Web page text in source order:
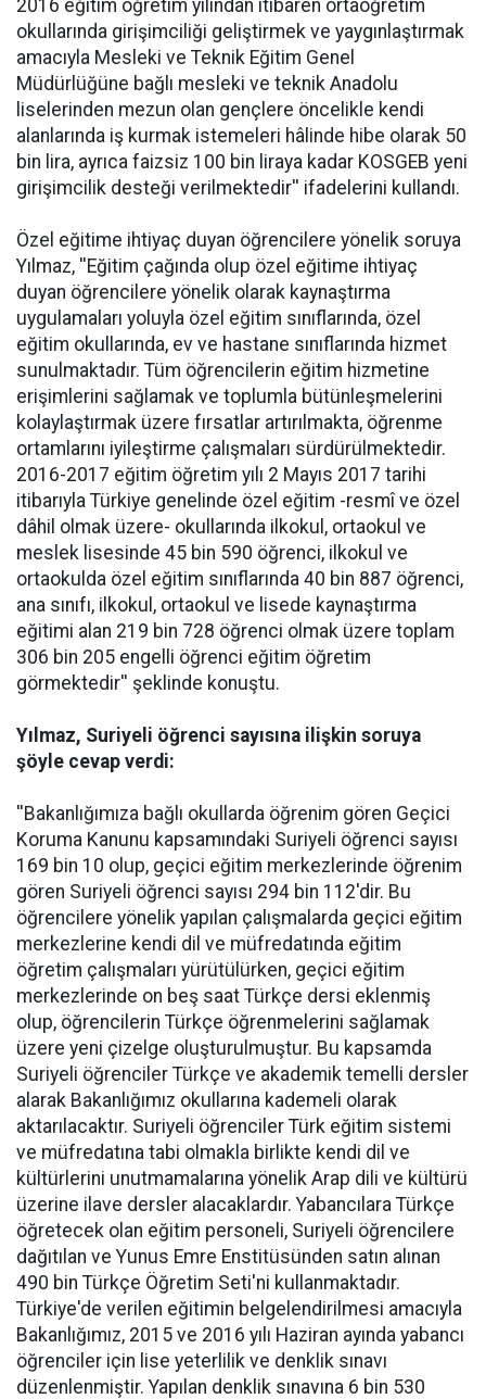
2016 eğitim öğretim yılından itibaren ortaöğretim
okullarında girişimciliği geliştirmek ve yaygınlaştırmak
amacıyla Mesleki ve Teknik Eğitim Genel
Müdürlüğüne bağlı mesleki ve teknik Anadolu
liselerinden mezun olan gençlere öncelikle kendi
alanlarında iş kurmak istemeleri hâlinde hibe olarak 50
bin lira, ayrıca faizsiz 100 bin liraya kadar KOSGEB yeni
girişimcilik desteği verilmektedir'' ifadelerini kullandı.
Özel eğitime ihtiyaç duyan öğrencilere yönelik soruya
Yılmaz, ''Eğitim çağında olup özel eğitime ihtiyaç
duyan öğrencilere yönelik olarak kaynaştırma
uygulamaları yoluyla özel eğitim sınıflarında, özel
eğitim okullarında, ev ve hastane sınıflarında hizmet
sunulmaktadır. Tüm öğrencilerin eğitim hizmetine
erişimlerini sağlamak ve toplumla bütünleşmelerini
kolaylaştırmak üzere fırsatlar artırılmakta, öğrenme
ortamlarını iyileştirme çalışmaları sürdürülmektedir.
2016-2017 eğitim öğretim yılı 2 Mayıs 2017 tarihi
itibarıyla Türkiye genelinde özel eğitim -resmî ve özel
dâhil olmak üzere- okullarında ilkokul, ortaokul ve
meslek lisesinde 45 bin 590 öğrenci, ilkokul ve
ortaokulda özel eğitim sınıflarında 40 bin 887 öğrenci,
ana sınıfı, ilkokul, ortaokul ve lisede kaynaştırma
eğitimi alan 219 bin 728 öğrenci olmak üzere toplam
306 bin 205 engelli öğrenci eğitim öğretim
görmektedir'' şeklinde konuştu.
Yılmaz, Suriyeli öğrenci sayısına ilişkin soruya
şöyle cevap verdi:
''Bakanlığımıza bağlı okullarda öğrenim gören Geçici
Koruma Kanunu kapsamındaki Suriyeli öğrenci sayısı
169 bin 10 olup, geçici eğitim merkezlerinde öğrenim
gören Suriyeli öğrenci sayısı 294 bin 112'dir. Bu
öğrencilere yönelik yapılan çalışmalarda geçici eğitim
merkezlerine kendi dil ve müfredatında eğitim
öğretim çalışmaları yürütülürken, geçici eğitim
merkezlerinde on beş saat Türkçe dersi eklenmiş
olup, öğrencilerin Türkçe öğrenmelerini sağlamak
üzere yeni çizelge oluşturulmuştur. Bu kapsamda
Suriyeli öğrenciler Türkçe ve akademik temelli dersler
alarak Bakanlığımız okullarına kademeli olarak
aktarılacaktır. Suriyeli öğrenciler Türk eğitim sistemi
ve müfredatına tabi olmakla birlikte kendi dil ve
kültürlerini unutmamalarına yönelik Arap dili ve kültürü
üzerine ilave dersler alacaklardır. Yabancılara Türkçe
öğretecek olan eğitim personeli, Suriyeli öğrencilere
dağıtılan ve Yunus Emre Enstitüsünden satın alınan
490 bin Türkçe Öğretim Seti'ni kullanmaktadır.
Türkiye'de verilen eğitimin belgelendirilmesi amacıyla
Bakanlığımız, 2015 ve 2016 yılı Haziran ayında yabancı
öğrenciler için lise yeterlilik ve denklik sınavı
düzenlenmiştir. Yapılan denklik sınavına 6 bin 530